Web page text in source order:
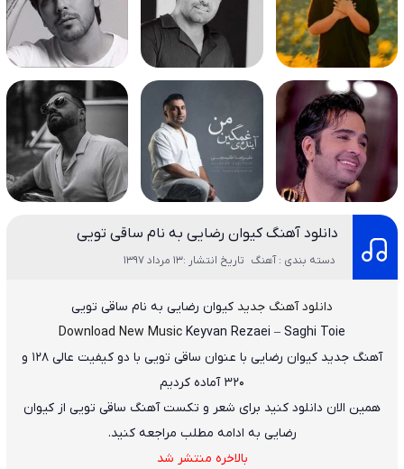
دانلود آهنگ کیوان رضایی به نام ساقی تویی
دسته بندی : آهنگ تاریخ انتشار :13 مرداد 1397
دانلود آهنگ جدید کیوان رضایی به نام ساقی تویی
Download New Music Keyvan Rezaei – Saghi Toie
آهنگ جدید کیوان رضایی با عنوان ساقی تویی
با دو کیفیت عالی ۱۲۸ و
۳۲۰ آماده کردیم
همین الان دانلود کنید برای شعر و تکست آهنگ ساقی تویی از کیوان
رضایی به ادامه مطلب مراجعه کنید.
بالاخره منتشر شد